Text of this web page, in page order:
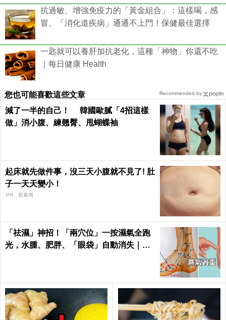
抗過敏、增強免疫力的「黃金組合」：這樣喝，感
冒、「消化道疾病」通通不上門！保健最佳選擇
一匙就可以養肝加抗老化，這種「神物」你還不吃
｜每日健康 Health
您也可能喜歡這些文章
減了一半的自己！ 韓國歐膩「4招這樣
做」消小腹、練翹臀、甩蝴蝶袖
起床就先做件事，沒三天小腹就不見了! 肚
子一天天變小！
PR．新素簡
「祛濕」神招！「兩穴位」一按濕氣全跑
光，水腫、肥胖、「眼袋」自動消失｜每
Recommended by